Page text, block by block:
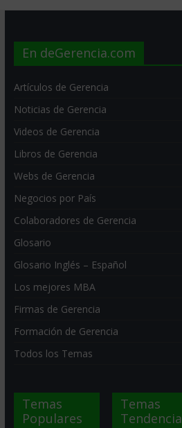
En deGerencia.com
Artículos de Gerencia
Noticias de Gerencia
Videos de Gerencia
Libros de Gerencia
Webs de Gerencia
Negocios por País
Colaboradores de Gerencia
Glosario
Glosario Inglés – Español
Los mejores MBA
Firmas de Gerencia
Formación de Gerencia
Todos los Temas
Temas
Populares
Temas
Tendencia